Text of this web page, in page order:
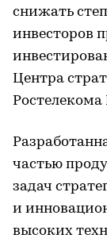
снижать
инвесторов
Центра
частью
задач
и
высоких